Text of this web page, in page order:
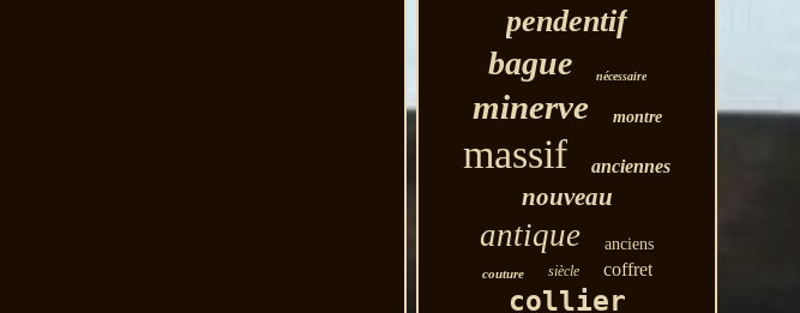
pendentif
bague nécessaire
minerve montre
massif anciennes
nouveau
antique anciens
couture siècle coffret
collier